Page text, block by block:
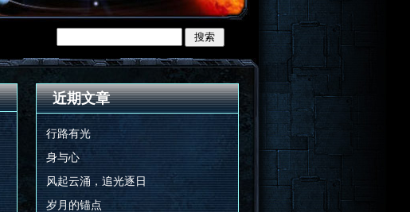
近期文章
行路有光
身与心
风起云涌，追光逐日
岁月的锚点